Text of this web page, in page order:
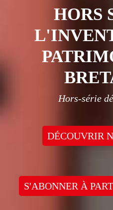
HORS
Hors-série
DÉCOUVRIR
S'ABONNER À